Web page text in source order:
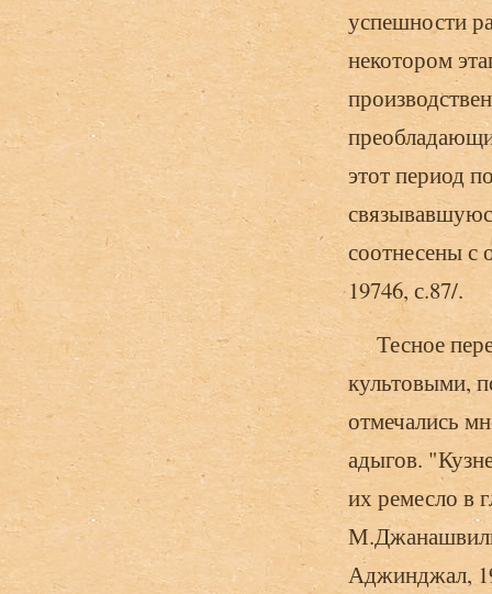
успешности
некотором
этот период
соотнесены с
19746, с.87/.
Тесное
культовыми,
отмечались
адыгов.
их ремесло в
Аджинджал,